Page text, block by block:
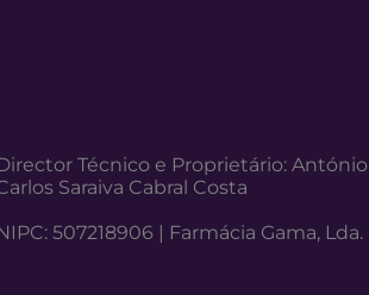
Técnico e Proprietário: António
Saraiva Cabral Costa
507218906 | Farmácia Gama, Lda.